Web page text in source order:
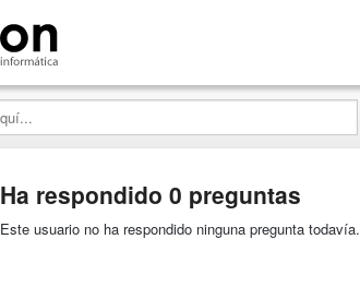
Ha respondido 0 preguntas
Este usuario no ha respondido ninguna pregunta todavía.